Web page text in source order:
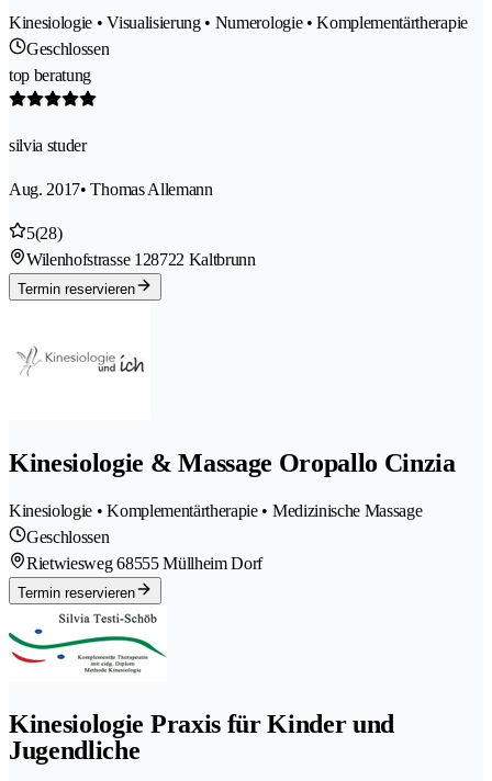
Kinesiologie • Visualisierung • Numerologie • Komplementärtherapie
Geschlossen
top beratung
silvia studer
Aug. 2017• Thomas Allemann
5(28)
Wilenhofstrasse 128722 Kaltbrunn
Termin reservieren
Kinesiologie & Massage Oropallo Cinzia
Kinesiologie • Komplementärtherapie • Medizinische Massage
Geschlossen
Rietwiesweg 68555 Müllheim Dorf
Termin reservieren
Kinesiologie Praxis für Kinder und
Jugendliche